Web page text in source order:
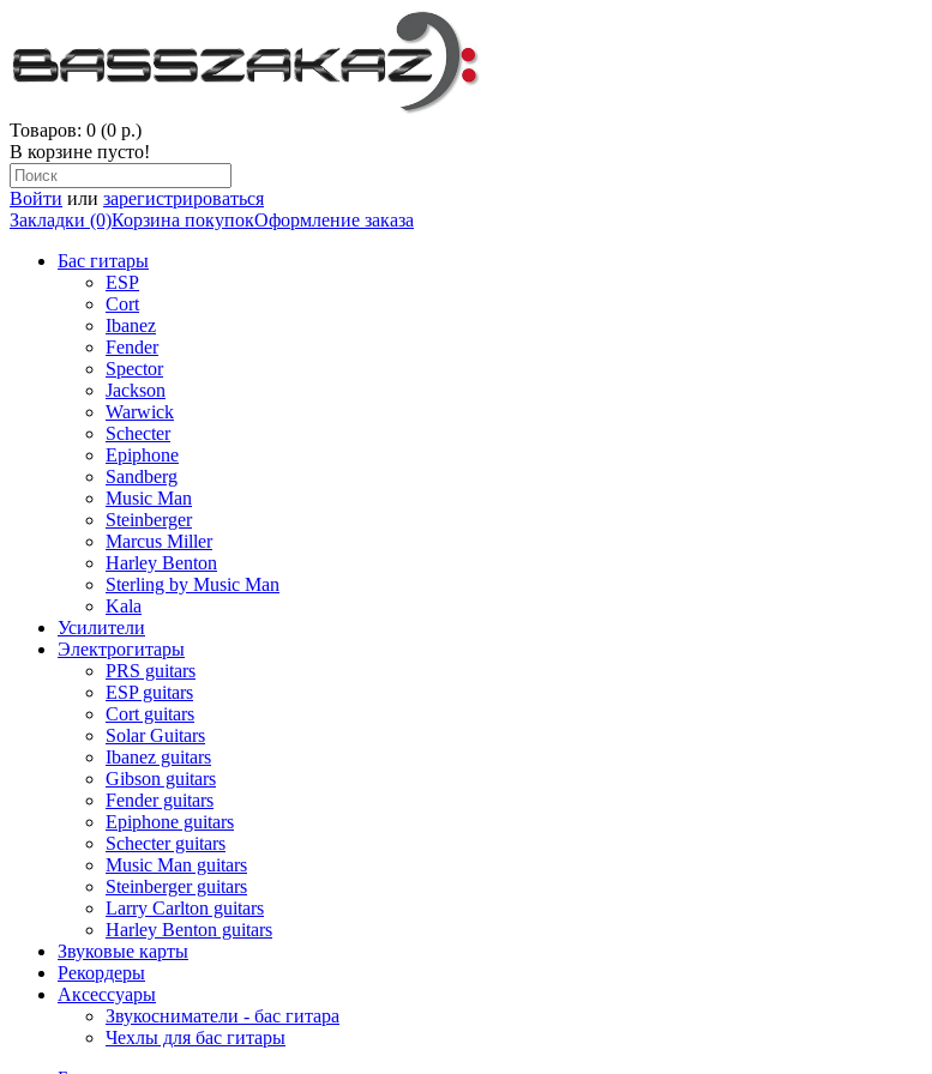
Товаров: 0 (0 р.)
В корзине пусто!
Войти или зарегистрироваться
Закладки (0)Корзина покупокОформление заказа
Бас гитары
ESP
Cort
Ibanez
Fender
Spector
Jackson
Warwick
Schecter
Epiphone
Sandberg
Music Man
Steinberger
Marcus Miller
Harley Benton
Sterling by Music Man
Kala
Усилители
Электрогитары
PRS guitars
ESP guitars
Cort guitars
Solar Guitars
Ibanez guitars
Gibson guitars
Fender guitars
Epiphone guitars
Schecter guitars
Music Man guitars
Steinberger guitars
Larry Carlton guitars
Harley Benton guitars
Звуковые карты
Рекордеры
Аксессуары
Звукосниматели - бас гитара
Чехлы для бас гитары